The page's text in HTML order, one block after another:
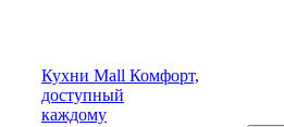
Кухни Mall Комфорт,
доступный
каждому